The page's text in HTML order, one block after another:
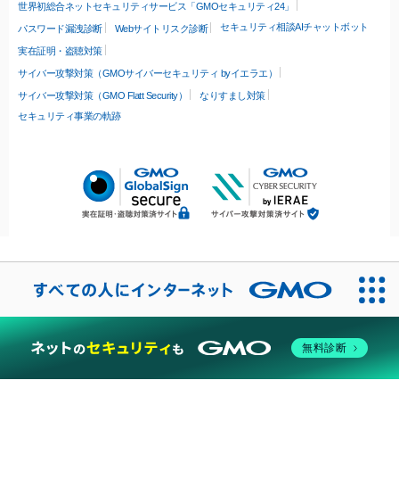
世界初総合ネットセキュリティサービス「GMOセキュリティ24」
パスワード漏洩診断 Webサイトリスク診断 セキュリティ相談AIチャットボット
実在証明・盗聴対策
サイバー攻撃対策（GMOサイバーセキュリティ byイエラエ）
サイバー攻撃対策（GMO Flatt Security）
なりすまし対策
セキュリティ事業の軌跡
無料診断